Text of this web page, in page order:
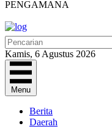
Kamis, 6 Agustus 2026
Menu
Berita
Daerah